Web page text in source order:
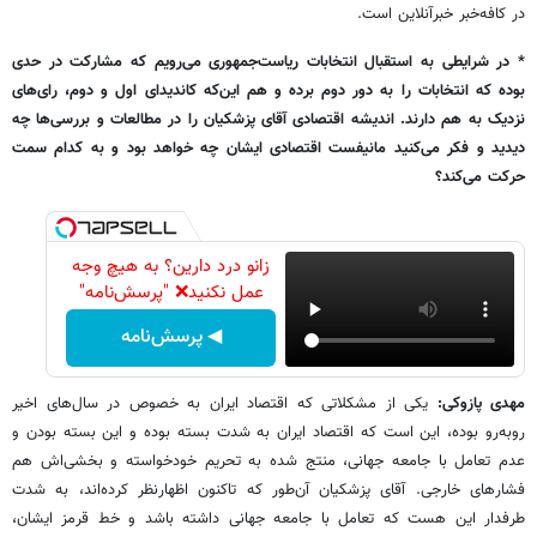
در کافه‌خبر خبرآنلاین است.
* در شرایطی به استقبال انتخابات ریاست‌جمهوری می‌رویم که مشارکت در حدی
بوده که انتخابات را به دور دوم برده و هم این‌که کاندیدای اول و دوم، رای‌های
نزدیک به هم دارند. اندیشه اقتصادی آقای پزشکیان را در مطالعات و بررسی‌ها چه
دیدید و فکر می‌کنید مانیفست اقتصادی ایشان چه خواهد بود و به کدام سمت
حرکت می‌کند؟
زانو درد دارین؟ به هیچ وجه
عمل نکنید❌ "پرسش‌نامه"
◀ پرسش‌نامه
مهدی پازوکی: یکی از مشکلاتی که اقتصاد ایران به خصوص در سال‌های اخیر
روبه‌رو بوده، این است که اقتصاد ایران به شدت بسته بوده و این بسته بودن و
عدم تعامل با جامعه جهانی، منتج شده به تحریم خودخواسته و بخشی‌اش هم
فشارهای خارجی. آقای پزشکیان آن‌طور که تاکنون اظهارنظر کرده‌اند، به شدت
طرفدار این هست که تعامل با جامعه جهانی داشته باشد و خط قرمز ایشان،